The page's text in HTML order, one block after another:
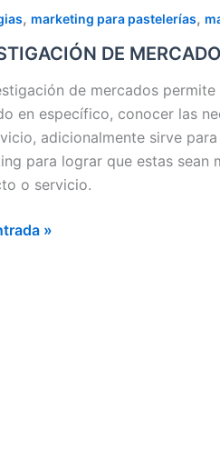
, marketing para pastelerías,
DE
de mercados
en específico, conocer las
adicionalmente sirve
para lograr que estas sean
o servicio.
»